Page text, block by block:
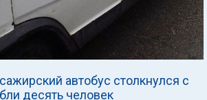
автобус столкнулся с
десять человек